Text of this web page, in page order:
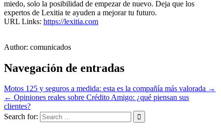
miedo, solo la posibilidad de empezar de nuevo. Deja que los
expertos de Lexitia te ayuden a mejorar tu futuro.
URL Links: https://lexitia.com
Author: comunicados
Navegación de entradas
Motos 125 y seguros a medida: esta es la compañía más valorada →
← Opiniones reales sobre Crédito Amigo: ¿qué piensan sus
clientes?
Search for: